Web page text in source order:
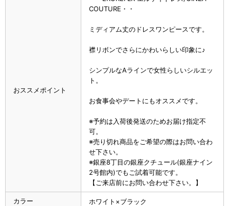
おススメポイント
COUTURE・・
ミディアム丈のドレスワンピースです。
襟リボンでさらにかわいらしい印象に♪
シンプルなAラインで女性らしいシルエッ
ト。
お食事会やデートにもオススメです。
※予約は入荷後発送のためお届け指定不
可。
※売り切れ商品をご希望の際はお問い合わ
せ下さい。
※銀座8丁目の銀座クチュール(銀座ナイン
2号館内)でもご試着可能です。
【ご来店前にお問い合わせ下さい。】
カラー ホワイト×ブラック